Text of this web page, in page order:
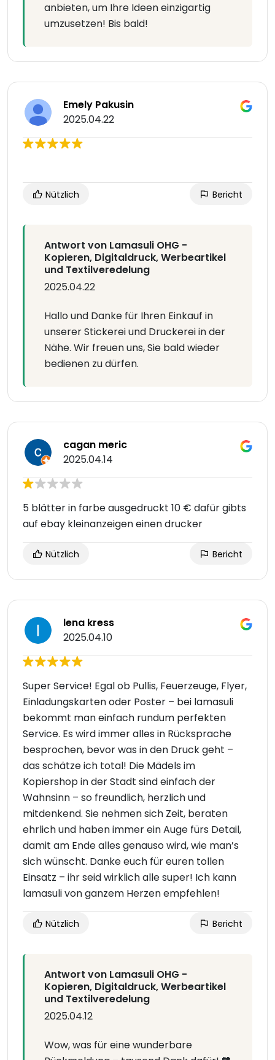
anbieten, um Ihre Ideen einzigartig
umzusetzen! Bis bald!
Emely Pakusin
2025.04.22
Nützlich Bericht
Antwort von Lamasuli OHG -
Kopieren, Digitaldruck, Werbeartikel
und Textilveredelung
2025.04.22
Hallo und Danke für Ihren Einkauf in
unserer Stickerei und Druckerei in der
Nähe. Wir freuen uns, Sie bald wieder
bedienen zu dürfen.
cagan meric
2025.04.14
5 blätter in farbe ausgedruckt 10 € dafür gibts
auf ebay kleinanzeigen einen drucker
Nützlich Bericht
lena kress
2025.04.10
Super Service! Egal ob Pullis, Feuerzeuge, Flyer,
Einladungskarten oder Poster – bei lamasuli
bekommt man einfach rundum perfekten
Service. Es wird immer alles in Rücksprache
besprochen, bevor was in den Druck geht –
das schätze ich total! Die Mädels im
Kopiershop in der Stadt sind einfach der
Wahnsinn – so freundlich, herzlich und
mitdenkend. Sie nehmen sich Zeit, beraten
ehrlich und haben immer ein Auge fürs Detail,
damit am Ende alles genauso wird, wie man’s
sich wünscht. Danke euch für euren tollen
Einsatz – ihr seid wirklich alle super! Ich kann
lamasuli von ganzem Herzen empfehlen!
Nützlich Bericht
Antwort von Lamasuli OHG -
Kopieren, Digitaldruck, Werbeartikel
und Textilveredelung
2025.04.12
Wow, was für eine wunderbare